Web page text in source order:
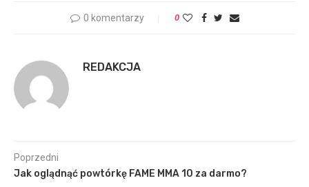
0 komentarzy 0
REDAKCJA
Poprzedni
Jak oglądnąć powtórkę FAME MMA 10 za darmo?